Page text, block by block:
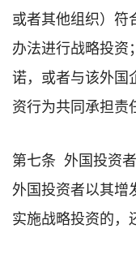
或者其他组织）符
办法进行战略投资
诺，或者与该外国
资行为共同承担责
第七条 外国投资
外国投资者以其增
实施战略投资的，